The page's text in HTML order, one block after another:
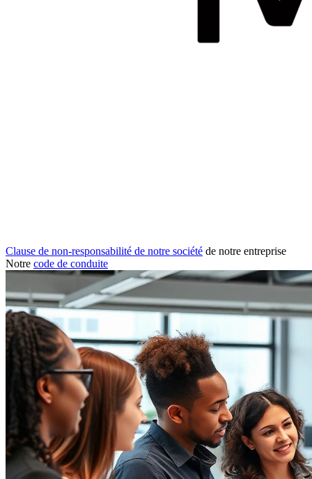
Clause de non-responsabilité de notre société de notre entreprise
Notre code de conduite